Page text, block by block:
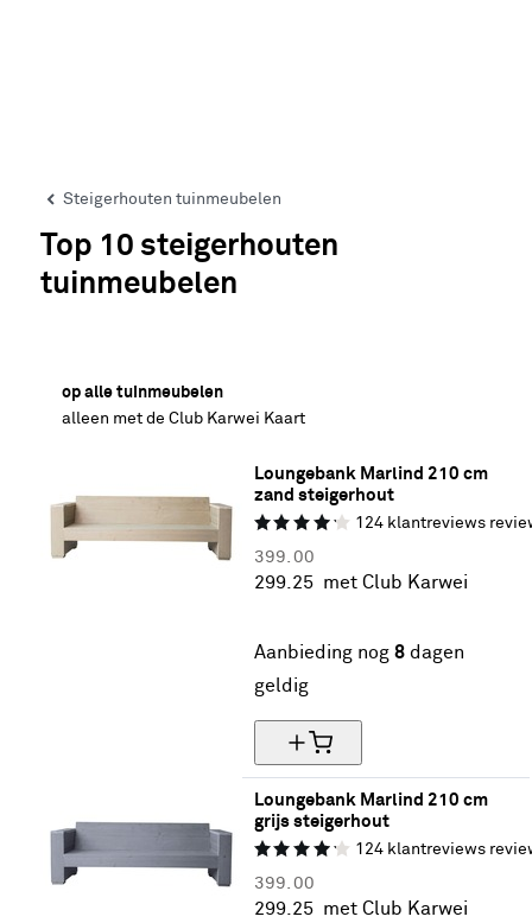
Steigerhouten tuinmeubelen
Top 10 steigerhouten
tuinmeubelen
op alle tuinmeubelen
alleen met de Club Karwei Kaart
Loungebank Marlind 210 cm
zand steigerhout
124 klantreviews
399. 00
299. 25 met Club Karwei
Aanbieding nog 8 dagen
geldig
Loungebank Marlind 210 cm
grijs steigerhout
124 klantreviews
399. 00
299. 25 met Club Karwei